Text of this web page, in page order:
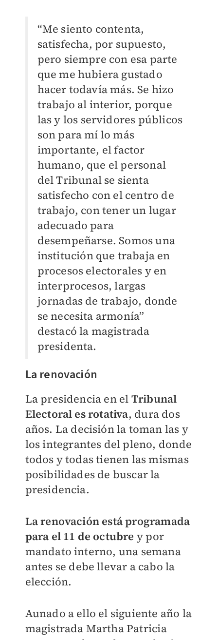
“Me siento contenta,
satisfecha, por supuesto,
pero siempre con esa parte
que me hubiera gustado
hacer todavía más. Se hizo
trabajo al interior, porque
las y los servidores públicos
son para mí lo más
importante, el factor
humano, que el personal
del Tribunal se sienta
satisfecho con el centro de
trabajo, con tener un lugar
adecuado para
desempeñarse. Somos una
institución que trabaja en
procesos electorales y en
interprocesos, largas
jornadas de trabajo, donde
se necesita armonía”
destacó la magistrada
presidenta.
La renovación
La presidencia en el Tribunal
Electoral es rotativa, dura dos
años. La decisión la toman las y
los integrantes del pleno, donde
todos y todas tienen las mismas
posibilidades de buscar la
presidencia.
La renovación está programada
para el 11 de octubre y por
mandato interno, una semana
antes se debe llevar a cabo la
elección.
Aunado a ello el siguiente año la
magistrada Martha Patricia